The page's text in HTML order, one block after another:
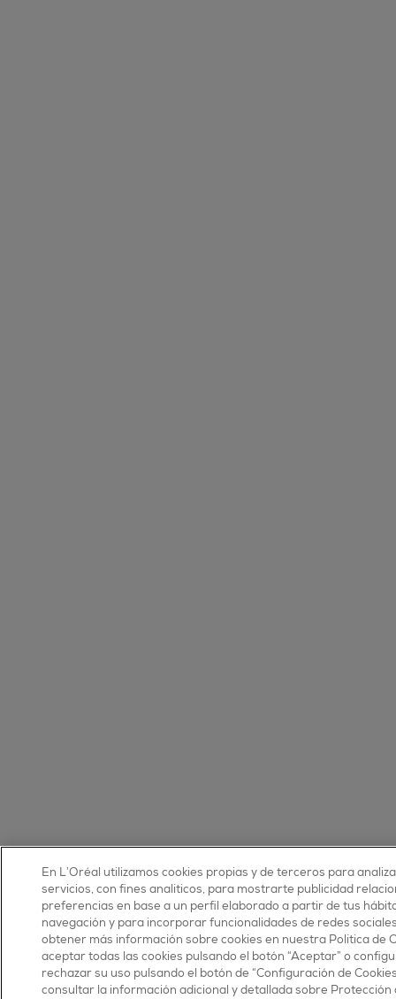
En L’Oréal utilizamos cookies propias y de terceros para
servicios, con fines analíticos, para mostrarte publicidad
preferencias en base a un perfil elaborado a partir de tus
navegación y para incorporar funcionalidades de redes
obtener más información sobre cookies en nuestra Política de
aceptar todas las cookies pulsando el botón “Aceptar” o
rechazar su uso pulsando el botón de “Configuración de
consultar la información adicional y detallada sobre Protección